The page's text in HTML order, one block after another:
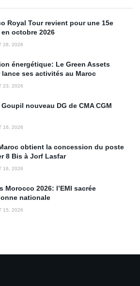
Royal Tour revient pour une 15e
octobre 2026
28, 2026
énergétique: Le Green Assets
lance ses activités au Maroc
23, 2026
nouveau DG de CMA CGM
16, 2026
obtient la concession du poste
8 Bis à Jorf Lasfar
16, 2026
Morocco 2026: l’EMI sacrée
nationale
15, 2026